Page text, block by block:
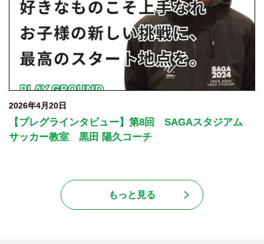
2026年4月20日
【プレグラインタビュー】第8回 SAGAスタジアム
サッカー教室 黒田 陽久コーチ
もっと見る